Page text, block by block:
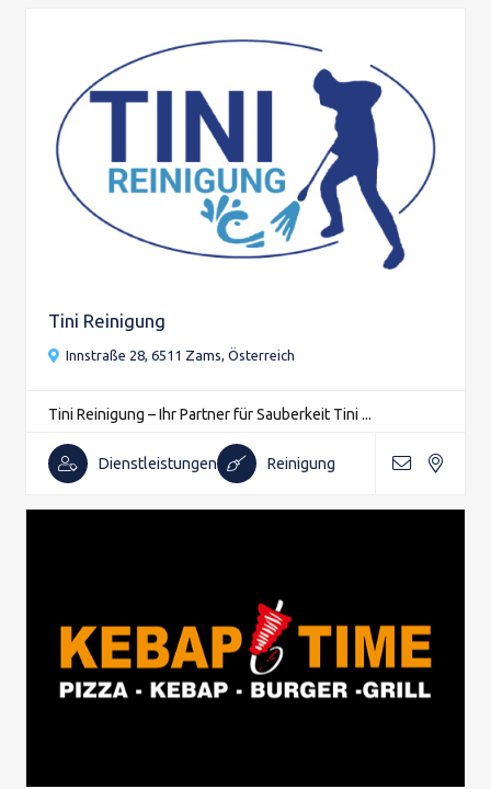
Tini Reinigung
Innstraße 28, 6511 Zams, Österreich
Tini Reinigung – Ihr Partner für Sauberkeit Tini ...
Dienstleistungen Reinigung